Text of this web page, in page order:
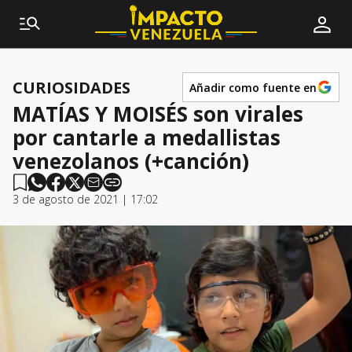
CURIOSIDADES Añadir como fuente en
MATÍAS Y MOISÉS son virales
por cantarle a medallistas
venezolanos (+canción)
3 de agosto de 2021 | 17:02